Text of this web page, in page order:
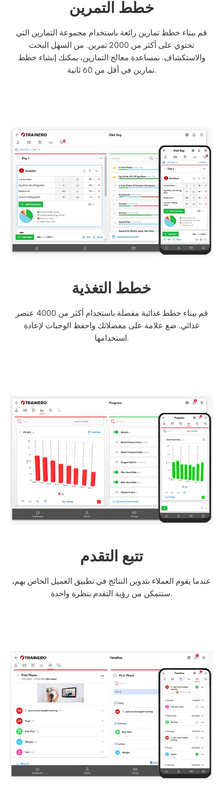
خطط التمرين
قم ببناء خطط تمارين رائعة باستخدام مجموعة التمارين التي
تحتوي على أكثر من 2000 تمرين. من السهل البحث
والاستكشاف. بمساعدة معالج التمارين، يمكنك إنشاء خطط
تمارين في أقل من 60 ثانية.
خطط التغذية
قم ببناء خطط غذائية مفصلة باستخدام أكثر من 4000 عنصر
غذائي. ضع علامة على مفضلاتك واحفظ الوجبات لإعادة
استخدامها.
تتبع التقدم
عندما يقوم العملاء بتدوين النتائج في تطبيق العميل الخاص بهم،
ستتمكن من رؤية التقدم بنظرة واحدة.